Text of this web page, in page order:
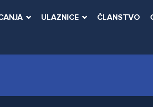
ULAZNICE ČLANSTVO